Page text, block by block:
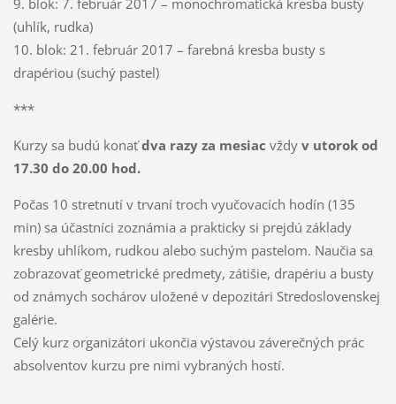
9. blok: 7. február 2017 – monochromatická kresba busty
(uhlík, rudka)
10. blok: 21. február 2017 – farebná kresba busty s
drapériou (suchý pastel)
***
Kurzy sa budú konaťdva razy za mesiac vždy v utorok od
17.30 do 20.00 hod.
Počas 10 stretnutí v trvaní troch vyučovacích hodín (135
min) sa účastníci zoznámia a prakticky si prejdú základy
kresby uhlíkom, rudkou alebo suchým pastelom. Naučia sa
zobrazovať geometrické predmety, zátišie, drapériu a busty
od známych sochárov uložené v depozitári Stredoslovenskej
galérie.
Celý kurz organizátori ukončia výstavou záverečných prác
absolventov kurzu pre nimi vybraných hostí.